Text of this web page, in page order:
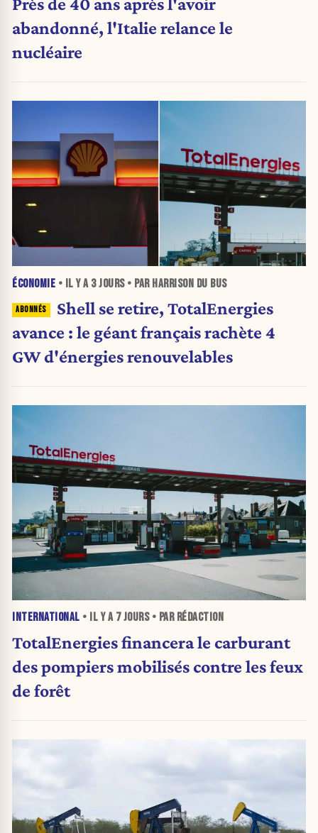
abandonné, l'Italie relance le
nucléaire
ÉCONOMIE • IL Y A 3 JOURS• PAR HARRISON DU BUS
Shell se retire, TotalEnergies
avance : le géant français rachète 4
GW d'énergies renouvelables
INTERNATIONAL • IL Y A 7 JOURS• PAR RÉDACTION
TotalEnergies financera le carburant
des pompiers mobilisés contre les feux
de forêt